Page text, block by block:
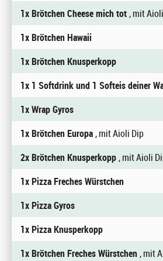
1x Brötchen Cheese mich tot, mit
1x Brötchen Hawaii
1x Brötchen Knusperkopp
1x 1 Softdrink und 1 Softeis deiner
1x Wrap Gyros
1x Brötchen Europa, mit Aioli Dip
2x Brötchen Knusperkopp, mit Aioli
1x Pizza Freches Würstchen
1x Pizza Gyros
1x Pizza Knusperkopp
1x Brötchen Freches Würstchen, mit